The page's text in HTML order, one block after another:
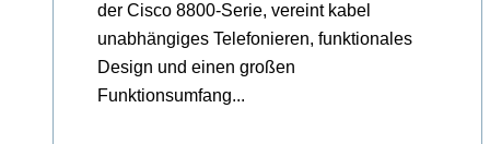
der Cisco 8800-Serie, vereint kabel
unabhängiges Telefonieren, funktionales
Design und einen großen
Funktionsumfang...